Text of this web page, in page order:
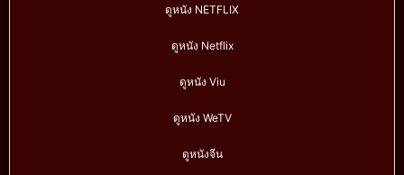
ดูหนัง NETFLIX
ดูหนัง Netflix
ดูหนัง Viu
ดูหนัง WeTV
ดูหนังจีน